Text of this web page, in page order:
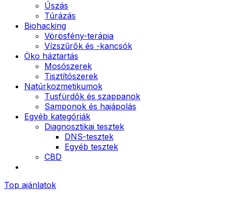
Úszás
Túrázás
Biohacking
Vörösfény-terápia
Vízszűrők és -kancsók
Öko háztartás
Mosószerek
Tisztítószerek
Natúrkozmetikumok
Tusfürdők és szappanok
Samponok és hajápolás
Egyéb kategóriák
Diagnosztikai tesztek
DNS-tesztek
Egyéb tesztek
CBD
Top ajánlatok